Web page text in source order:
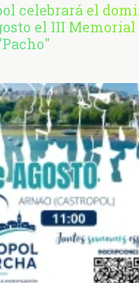
celebrará el
el III Memorial